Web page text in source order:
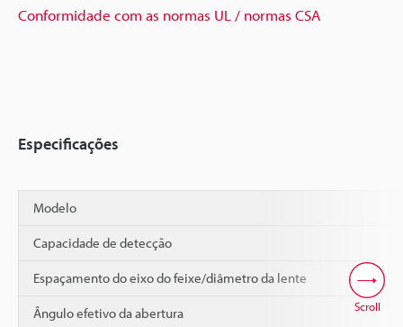
Conformidade com as normas UL / normas CSA
Especificações
Modelo
Capacidade de detecção
Espaçamento do eixo do feixe/diâmetro da lente
Ângulo efetivo da abertura Scroll